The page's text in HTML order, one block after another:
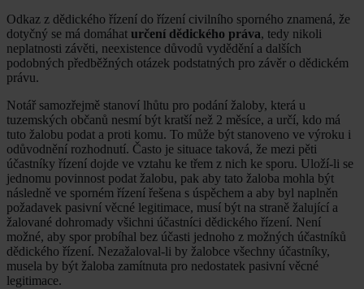
Odkaz z dědického řízení do řízení civilního sporného znamená, že
dotyčný se má domáhat určení dědického práva, tedy nikoli
neplatnosti závěti, neexistence důvodů vydědění a dalších
podobných předběžných otázek podstatných pro závěr o dědickém
právu.
Notář samozřejmě stanoví lhůtu pro podání žaloby, která u
tuzemských občanů nesmí být kratší než 2 měsíce, a určí, kdo má
tuto žalobu podat a proti komu. To může být stanoveno ve výroku i
odůvodnění rozhodnutí. Často je situace taková, že mezi pěti
účastníky řízení dojde ve vztahu ke třem z nich ke sporu. Uloží-li se
jednomu povinnost podat žalobu, pak aby tato žaloba mohla být
následně ve sporném řízení řešena s úspěchem a aby byl naplněn
požadavek pasivní věcné legitimace, musí být na straně žalující a
žalované dohromady všichni účastníci dědického řízení. Není
možné, aby spor probíhal bez účasti jednoho z možných účastníků
dědického řízení. Nezažaloval-li by žalobce všechny účastníky,
musela by být žaloba zamítnuta pro nedostatek pasivní věcné
legitimace.